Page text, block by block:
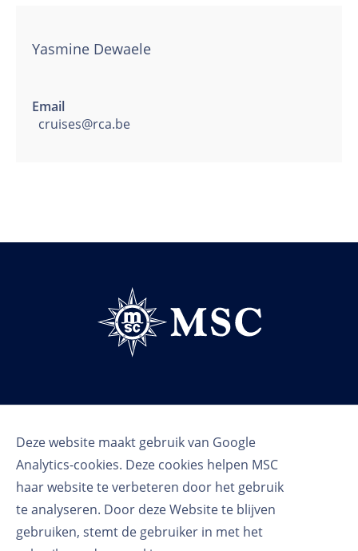
Deze website maakt gebruik van Google
Analytics-cookies. Deze cookies helpen MSC
haar website te verbeteren door het gebruik
te analyseren. Door deze Website te blijven
gebruiken, stemt de gebruiker in met het
Yasmine Dewaele
Email
cruises@rca.be